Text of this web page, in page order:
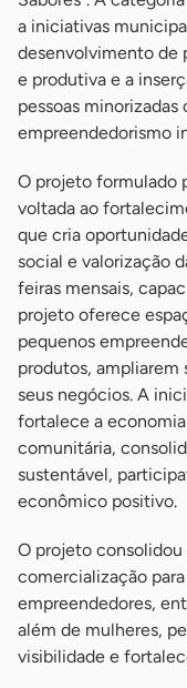
a iniciativas
desenvolvimento de
e produtiva e a
pessoas
empreendedorismo
O projeto formulado
voltada ao
que cria
social e valorização
feiras mensais,
projeto oferece
pequenos
produtos, ampliarem
seus negócios. A
fortalece a
comunitária,
sustentável,
econômico positivo.
O projeto
comercialização
empreendedores,
além de mulheres,
visibilidade e